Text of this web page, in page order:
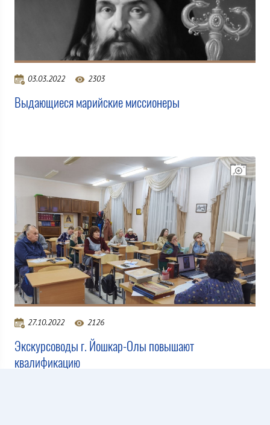
03.03.2022 2303
Выдающиеся марийские миссионеры
27.10.2022 2126
Экскурсоводы г. Йошкар-Олы повышают
квалификацию